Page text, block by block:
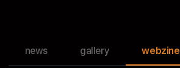
news gallery webzine